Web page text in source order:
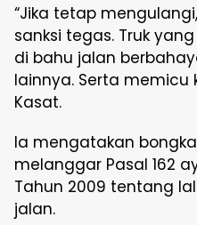
“Jika tetap
sanksi tegas. Truk
di bahu jalan
lainnya. Serta memicu
Kasat.
Ia mengatakan
melanggar Pasal 162
Tahun 2009 tentang
jalan.